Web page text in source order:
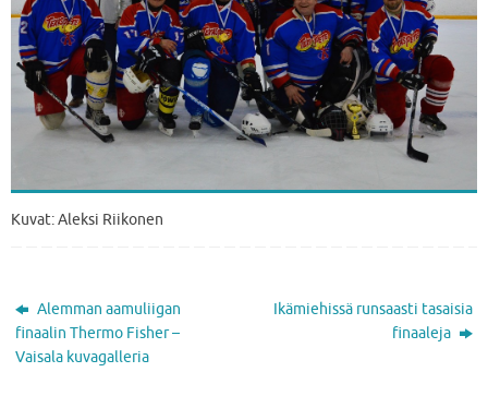
Kuvat: Aleksi Riikonen
Alemman aamuliigan
finaalin Thermo Fisher –
Vaisala kuvagalleria
Ikämiehissä runsaasti tasaisia
finaaleja